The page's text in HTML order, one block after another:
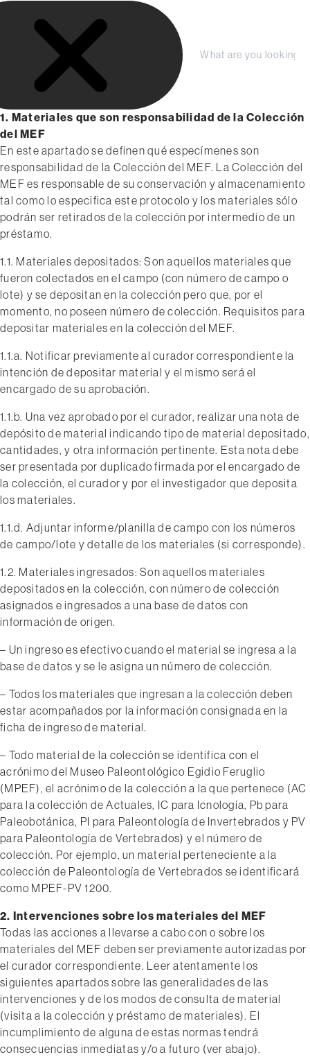
a
l
c
o
n
t
e
n
i
d
o
a
r
c
LA FUNDACIÓN
COLECCIÓN
Compra tu entrada aquí
Planeá tu Visita
Protocolo de colección
Consejo de Curadores, abril 2018
1. Materiales que son responsabilidad de la Colección
del MEF
En este apartado se definen qué especímenes son
responsabilidad de la Colección del MEF. La Colección del
MEF es responsable de su conservación y almacenamiento
tal como lo especifica este protocolo y los materiales sólo
podrán ser retirados de la colección por intermedio de un
préstamo.
1.1. Materiales depositados: Son aquellos materiales que
fueron colectados en el campo (con número de campo o
lote) y se depositan en la colección pero que, por el
momento, no poseen número de colección. Requisitos para
depositar materiales en la colección del MEF.
1.1.a. Notificar previamente al curador correspondiente la
intención de depositar material y el mismo será el
encargado de su aprobación.
1.1.b. Una vez aprobado por el curador, realizar una nota de
depósito de material indicando tipo de material depositado,
cantidades, y otra información pertinente. Esta nota debe
ser presentada por duplicado firmada por el encargado de
la colección, el curador y por el investigador que deposita
los materiales.
1.1.d. Adjuntar informe/planilla de campo con los números
de campo/lote y detalle de los materiales (si corresponde).
1.2. Materiales ingresados: Son aquellos materiales
depositados en la colección, con número de colección
asignados e ingresados a una base de datos con
información de origen.
– Un ingreso es efectivo cuando el material se ingresa a la
base de datos y se le asigna un número de colección.
– Todos los materiales que ingresan a la colección deben
estar acompañados por la información consignada en la
ficha de ingreso de material.
– Todo material de la colección se identifica con el
acrónimo del Museo Paleontológico Egidio Feruglio
(MPEF), el acrónimo de la colección a la que pertenece (AC
para la colección de Actuales, IC para Icnología, Pb para
Paleobotánica, PI para Paleontología de Invertebrados y PV
para Paleontología de Vertebrados) y el número de
colección. Por ejemplo, un material perteneciente a la
colección de Paleontología de Vertebrados se identificará
como MPEF-PV 1200.
2. Intervenciones sobre los materiales del MEF
Todas las acciones a llevarse a cabo con o sobre los
materiales del MEF deben ser previamente autorizadas por
el curador correspondiente. Leer atentamente los
siguientes apartados sobre las generalidades de las
intervenciones y de los modos de consulta de material
(visita a la colección y préstamo de materiales). El
incumplimiento de alguna de estas normas tendrá
consecuencias inmediatas y/o a futuro (ver abajo).